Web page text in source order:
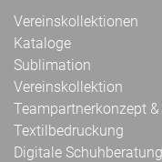
Vereinskollektionen
Kataloge
Sublimation
Vereinskollektion
Teampartnerkonzept
Textilbedruckung
Digitale